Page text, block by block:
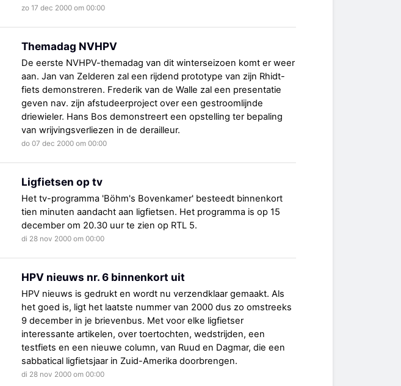
zo 17 dec 2000 om 00:00
Themadag NVHPV
De eerste NVHPV-themadag van dit winterseizoen komt er weer
aan. Jan van Zelderen zal een rijdend prototype van zijn Rhidt-
fiets demonstreren. Frederik van de Walle zal een presentatie
geven nav. zijn afstudeerproject over een gestroomlijnde
driewieler. Hans Bos demonstreert een opstelling ter bepaling
van wrijvingsverliezen in de derailleur.
do 07 dec 2000 om 00:00
Ligfietsen op tv
Het tv-programma 'Böhm's Bovenkamer' besteedt binnenkort
tien minuten aandacht aan ligfietsen. Het programma is op 15
december om 20.30 uur te zien op RTL 5.
di 28 nov 2000 om 00:00
HPV nieuws nr. 6 binnenkort uit
HPV nieuws is gedrukt en wordt nu verzendklaar gemaakt. Als
het goed is, ligt het laatste nummer van 2000 dus zo omstreeks
9 december in je brievenbus. Met voor elke ligfietser
interessante artikelen, over toertochten, wedstrijden, een
testfiets en een nieuwe column, van Ruud en Dagmar, die een
sabbatical ligfietsjaar in Zuid-Amerika doorbrengen.
di 28 nov 2000 om 00:00